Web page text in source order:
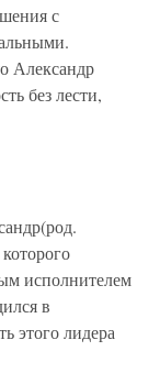
с
Александр
без лести,
исполнителем
в
этого лидера